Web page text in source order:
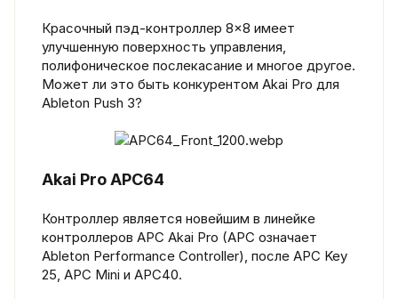
Красочный пэд-контроллер 8×8 имеет
улучшенную поверхность управления,
полифоническое послекасание и многое другое.
Может ли это быть конкурентом Akai Pro для
Ableton Push 3?
Akai Pro APC64
Контроллер является новейшим в линейке
контроллеров APC Akai Pro (APC означает
Ableton Performance Controller), после APC Key
25, APC Mini и APC40.